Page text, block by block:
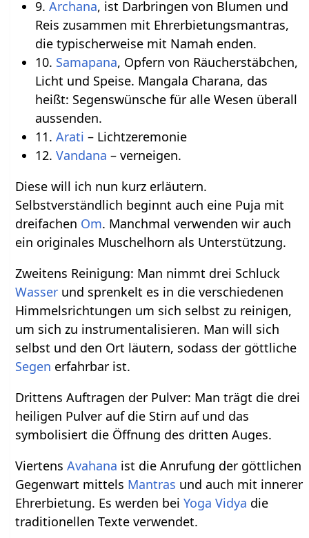
9. Archana, ist Darbringen von Blumen und
Reis zusammen mit Ehrerbietungsmantras,
die typischerweise mit Namah enden.
10. Samapana, Opfern von Räucherstäbchen,
Licht und Speise. Mangala Charana, das
heißt: Segenswünsche für alle Wesen überall
aussenden.
11. Arati – Lichtzeremonie
12. Vandana – verneigen.
Diese will ich nun kurz erläutern.
Selbstverständlich beginnt auch eine Puja mit
dreifachen Om. Manchmal verwenden wir auch
ein originales Muschelhorn als Unterstützung.
Zweitens Reinigung: Man nimmt drei Schluck
Wasser und sprenkelt es in die verschiedenen
Himmelsrichtungen um sich selbst zu reinigen,
um sich zu instrumentalisieren. Man will sich
selbst und den Ort läutern, sodass der göttliche
Segen erfahrbar ist.
Drittens Auftragen der Pulver: Man trägt die drei
heiligen Pulver auf die Stirn auf und das
symbolisiert die Öffnung des dritten Auges.
ViertensAvahana ist die Anrufung der göttlichen
Gegenwart mittels Mantras und auch mit innerer
Ehrerbietung. Es werden beiYoga Vidya die
traditionellen Texte verwendet.